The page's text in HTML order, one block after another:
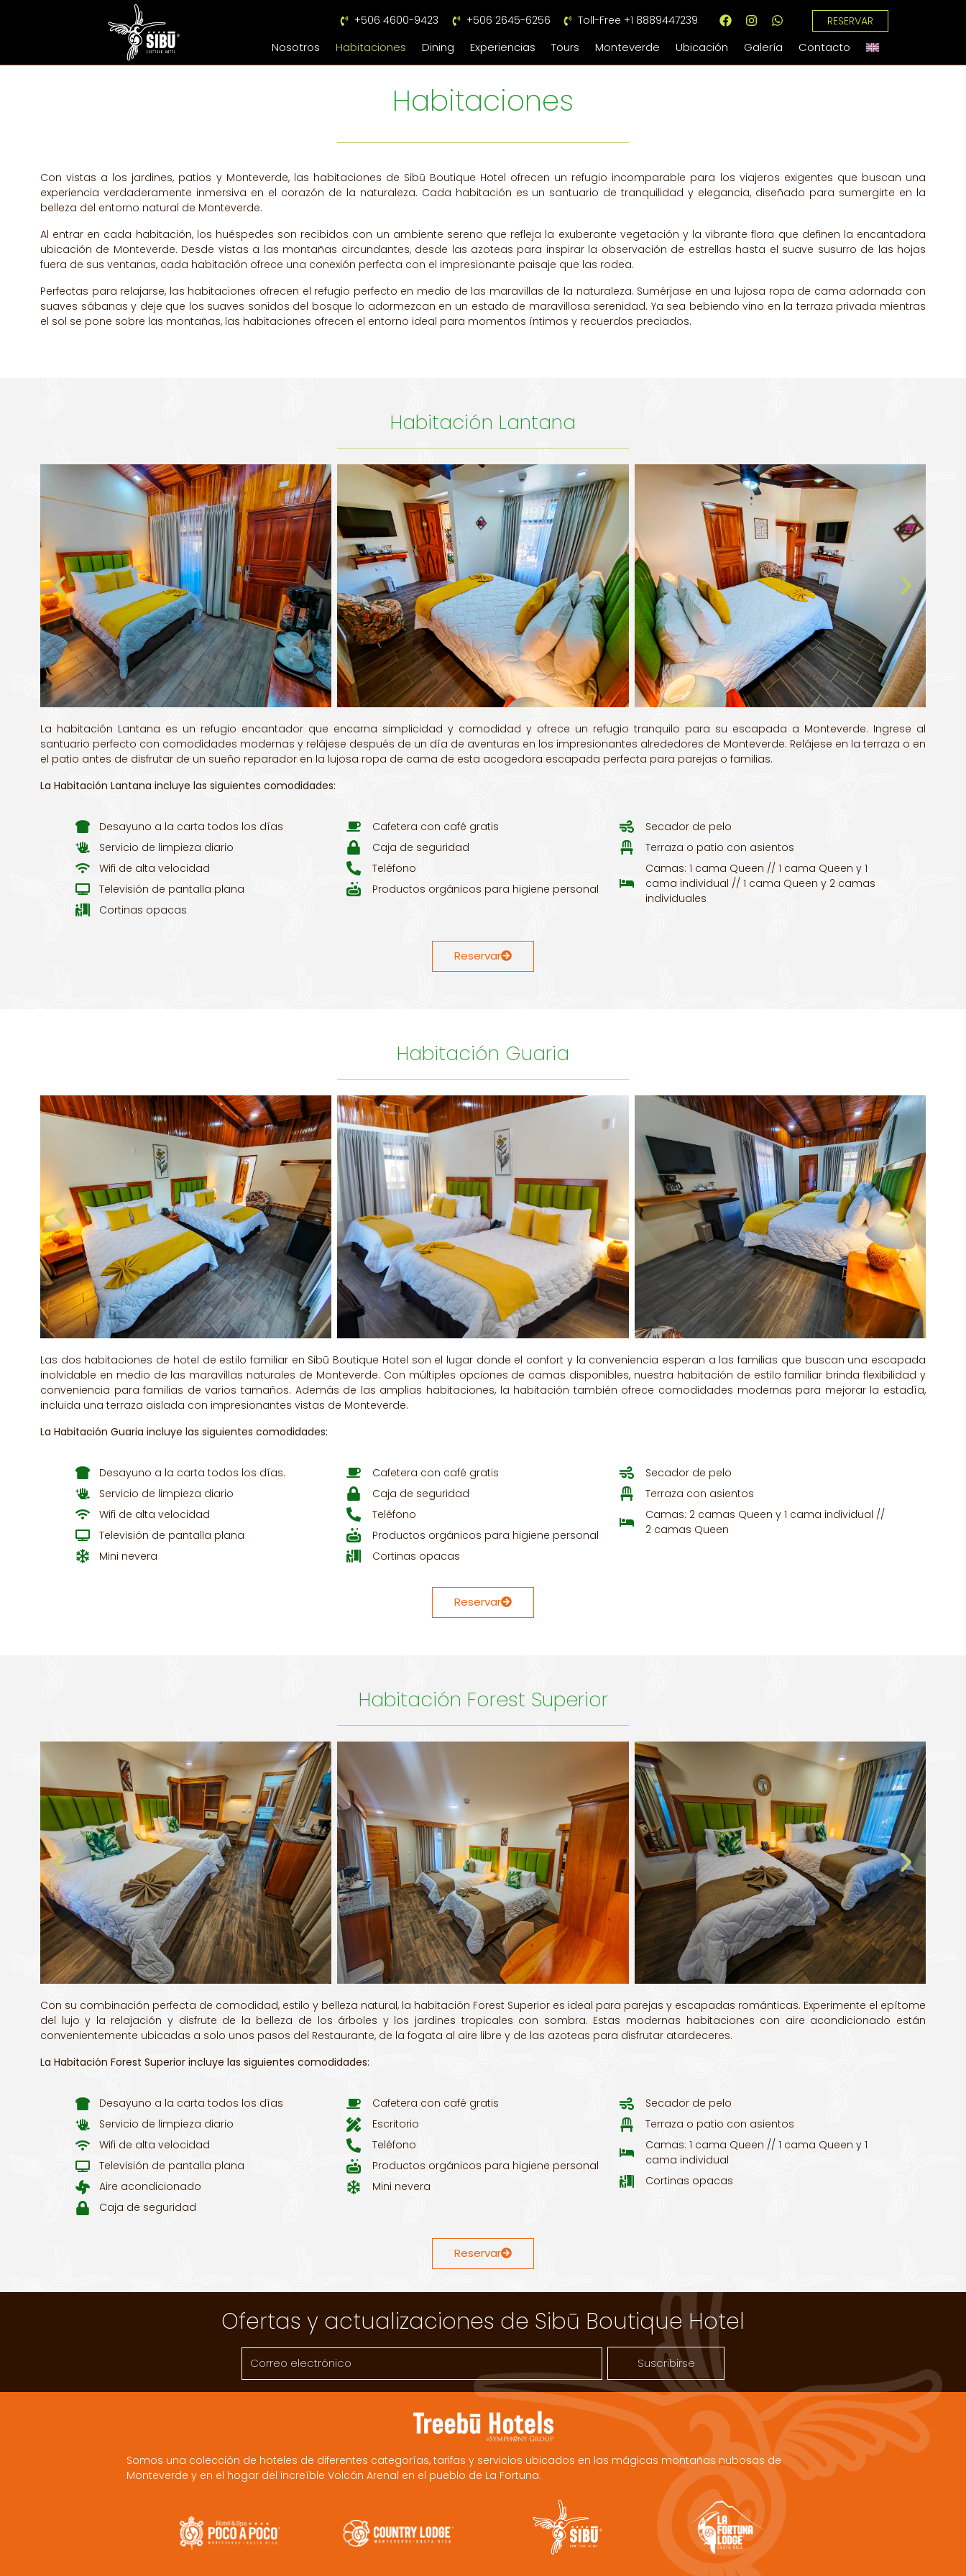
+506 4600-9423 +506 2645-6256 Toll-Free +1 8889447239 RESERVAR
Nosotros Habitaciones Dining Experiencias Tours Monteverde Ubicación Galería Contacto
Habitaciones
Con vistas a los jardines, patios y Monteverde, las habitaciones de Sibū Boutique Hotel ofrecen un refugio incomparable para los viajeros exigentes que buscan una
experiencia verdaderamente inmersiva en el corazón de la naturaleza. Cada habitación es un santuario de tranquilidad y elegancia, diseñado para sumergirte en la
belleza del entorno natural de Monteverde.
Al entrar en cada habitación, los huéspedes son recibidos con un ambiente sereno que refleja la exuberante vegetación y la vibrante flora que definen la encantadora
ubicación de Monteverde. Desde vistas a las montañas circundantes, desde las azoteas para inspirar la observación de estrellas hasta el suave susurro de las hojas
fuera de sus ventanas, cada habitación ofrece una conexión perfecta con el impresionante paisaje que las rodea.
Perfectas para relajarse, las habitaciones ofrecen el refugio perfecto en medio de las maravillas de la naturaleza. Sumérjase en una lujosa ropa de cama adornada con
suaves sábanas y deje que los suaves sonidos del bosque lo adormezcan en un estado de maravillosa serenidad. Ya sea bebiendo vino en la terraza privada mientras
el sol se pone sobre las montañas, las habitaciones ofrecen el entorno ideal para momentos íntimos y recuerdos preciados.
Habitación Lantana
La habitación Lantana es un refugio encantador que encarna simplicidad y comodidad y ofrece un refugio tranquilo para su escapada a Monteverde. Ingrese al
santuario perfecto con comodidades modernas y relájese después de un día de aventuras en los impresionantes alrededores de Monteverde. Relájese en la terraza o en
el patio antes de disfrutar de un sueño reparador en la lujosa ropa de cama de esta acogedora escapada perfecta para parejas o familias.
La Habitación Lantana incluye las siguientes comodidades:
Desayuno a la carta todos los días
Servicio de limpieza diario
Wifi de alta velocidad
Televisión de pantalla plana
Cortinas opacas
Cafetera con café gratis
Caja de seguridad
Teléfono
Productos orgánicos para higiene personal
Secador de pelo
Terraza o patio con asientos
Camas: 1 cama Queen // 1 cama Queen y 1
cama individual // 1 cama Queen y 2 camas
individuales
Reservar
Habitación Guaria
Las dos habitaciones de hotel de estilo familiar en Sibū Boutique Hotel son el lugar donde el confort y la conveniencia esperan a las familias que buscan una escapada
inolvidable en medio de las maravillas naturales de Monteverde. Con múltiples opciones de camas disponibles, nuestra habitación de estilo familiar brinda flexibilidad y
conveniencia para familias de varios tamaños. Además de las amplias habitaciones, la habitación también ofrece comodidades modernas para mejorar la estadía,
incluida una terraza aislada con impresionantes vistas de Monteverde.
La Habitación Guaria incluye las siguientes comodidades:
Desayuno a la carta todos los días.
Servicio de limpieza diario
Wifi de alta velocidad
Televisión de pantalla plana
Mini nevera
Cafetera con café gratis
Caja de seguridad
Teléfono
Productos orgánicos para higiene personal
Cortinas opacas
Secador de pelo
Terraza con asientos
Camas: 2 camas Queen y 1 cama individual //
2 camas Queen
Reservar
Habitación Forest Superior
Con su combinación perfecta de comodidad, estilo y belleza natural, la habitación Forest Superior es ideal para parejas y escapadas románticas. Experimente el epítome
del lujo y la relajación y disfrute de la belleza de los árboles y los jardines tropicales con sombra. Estas modernas habitaciones con aire acondicionado están
convenientemente ubicadas a solo unos pasos del Restaurante, de la fogata al aire libre y de las azoteas para disfrutar atardeceres.
La Habitación Forest Superior incluye las siguientes comodidades:
Desayuno a la carta todos los días
Servicio de limpieza diario
Wifi de alta velocidad
Televisión de pantalla plana
Aire acondicionado
Caja de seguridad
Cafetera con café gratis
Escritorio
Teléfono
Productos orgánicos para higiene personal
Mini nevera
Secador de pelo
Terraza o patio con asientos
Camas: 1 cama Queen // 1 cama Queen y 1
cama individual
Cortinas opacas
Reservar
Ofertas y actualizaciones de Sibū Boutique Hotel
Suscribirse
Somos una colección de hoteles de diferentes categorías, tarifas y servicios ubicados en las mágicas montañas nubosas de
Monteverde y en el hogar del increíble Volcán Arenal en el pueblo de La Fortuna.